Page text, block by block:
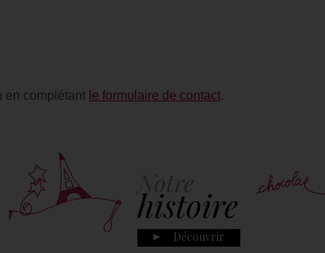
en complétant le formulaire de contact.
histoire
Découvrir